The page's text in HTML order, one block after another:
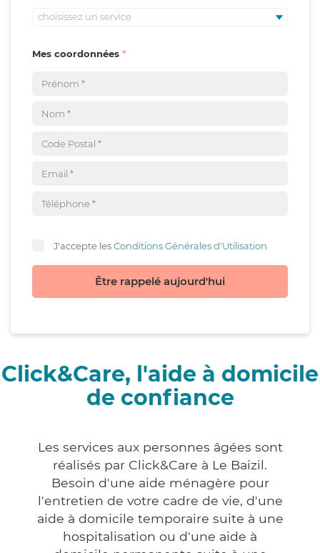
choisissez un service
Mes coordonnées
J'accepte lesConditions Générales d'Utilisation
Être rappelé aujourd'hui
Click&Care, l'aide à domicile
de confiance
Les services aux personnes âgées sont
réalisés par Click&Care à Le Baizil.
Besoin d'une aide ménagère pour
l'entretien de votre cadre de vie, d'une
aide à domicile temporaire suite à une
hospitalisation ou d'une aide à